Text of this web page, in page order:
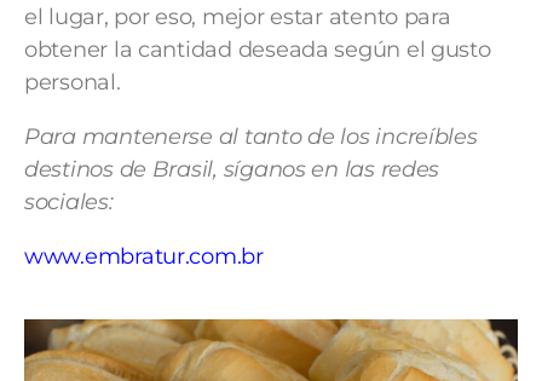
el lugar, por eso, mejor estar atento para
obtener la cantidad deseada según el gusto
personal.
Para mantenerse al tanto de los increíbles
destinos de Brasil, síganos en las redes
sociales:
www.embratur.com.br